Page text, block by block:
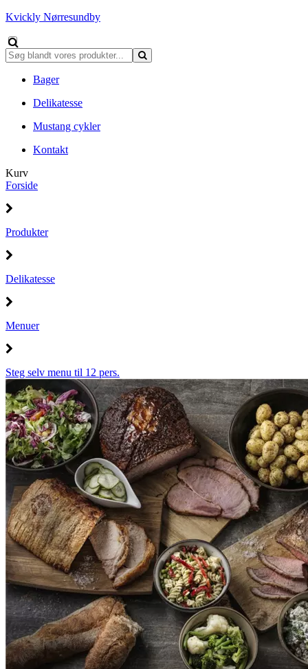
Kvickly Nørresundby
Bager
Delikatesse
Mustang cykler
Kontakt
Kurv
Forside
Produkter
Delikatesse
Menuer
Steg selv menu til 12 pers.